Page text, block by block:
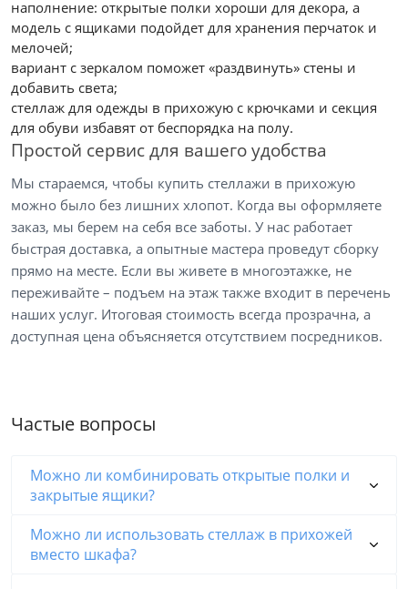
наполнение: открытые полки хороши для декора, а
модель с ящиками подойдет для хранения перчаток и
мелочей;
вариант с зеркалом поможет «раздвинуть» стены и
добавить света;
стеллаж для одежды в прихожую с крючками и секция
для обуви избавят от беспорядка на полу.
Простой сервис для вашего удобства
Мы стараемся, чтобы купить стеллажи в прихожую
можно было без лишних хлопот. Когда вы оформляете
заказ, мы берем на себя все заботы. У нас работает
быстрая доставка, а опытные мастера проведут сборку
прямо на месте. Если вы живете в многоэтажке, не
переживайте – подъем на этаж также входит в перечень
наших услуг. Итоговая стоимость всегда прозрачна, а
доступная цена объясняется отсутствием посредников.
Частые вопросы
Можно ли комбинировать открытые полки и
закрытые ящики?
Можно ли использовать стеллаж в прихожей
вместо шкафа?